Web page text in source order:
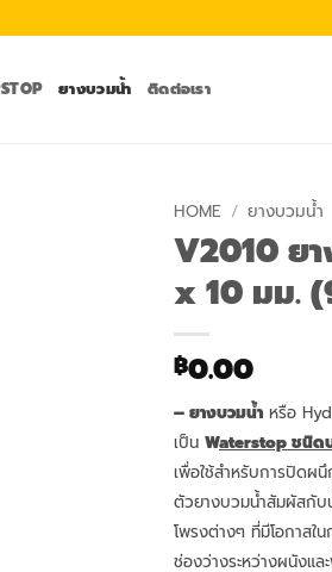
ยางบวมน้ำ ติดต่อเรา
HOME / ยางบวมน้ำ
V2010 ย
x 10 มม.
฿0.00
– ยางบวมน้ำ หรือ
เป็น Waterstopชนิด
เพื่อใช้สำหรับการปิดผ
ตัวยางบวมน้ำสัมผัสกับ
โพรงต่างๆ ที่มีโอกาสใ
ช่องว่างระหว่างผนังแล